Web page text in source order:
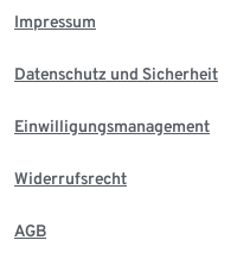
Impressum
Datenschutz und Sicherheit
Einwilligungsmanagement
Widerrufsrecht
AGB